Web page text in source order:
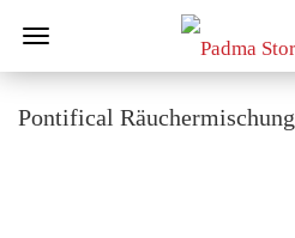
Pontifical Räuchermischung